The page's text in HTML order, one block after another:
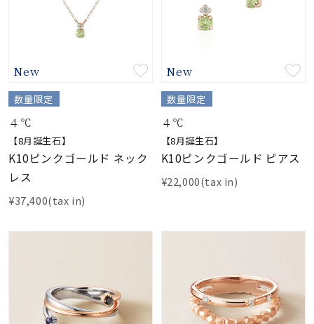
在庫 在庫ありのみ
New
数量限定
４℃
【8月誕生石】
K10ピンクゴールド ネック
レス
¥37,400(tax in)
New
数量限定
４℃
【8月誕生石】
K10ピンクゴールド ピアス
¥22,000(tax in)